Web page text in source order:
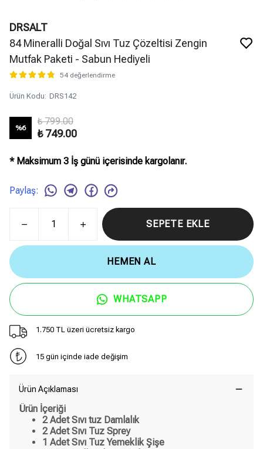
DRSALT
84 Mineralli Doğal Sıvı Tuz Çözeltisi Zengin
Mutfak Paketi - Sabun Hediyeli
54 değerlendirme
Ürün Kodu: DRS142
%6
₺ 799.00
₺ 749.00
* Maksimum 3 İş günü içerisinde kargolanır.
Paylaş:
SEPETE EKLE
HEMEN AL
WHATSAPP
1.750 TL üzeri ücretsiz kargo
15 gün içinde iade değişim
Ürün Açıklaması
Ürün İçeriği
2 Adet Sıvı tuz Damlalık
2 Adet Sıvı Tuz Sprey
1 Adet Sıvı Tuz Yemeklik Şişe